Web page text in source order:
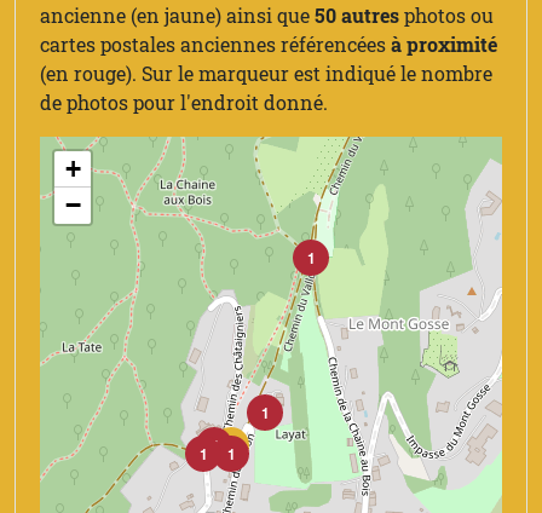
ancienne (en jaune) ainsi que50 autresphotos ou
cartes postales anciennes référencéesà proximité
(en rouge). Sur le marqueur est indiqué le nombre
de photos pour l'endroit donné.
18
1
4
1
1
1
+
−